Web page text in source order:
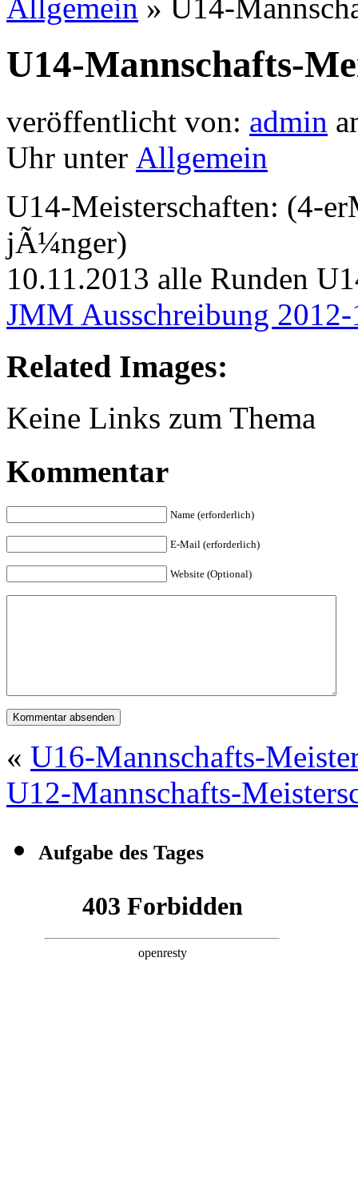
Allgemein » U14-
U14-Mannschafts-
veröffentlicht von: admin
Uhr unter Allgemein
U14-Meisterschaften: (4-
jÃ¼nger)
10.11.2013 alle Runden
JMM Ausschreibung
Related Images:
Keine Links zum Thema
Kommentar
Name (erforderlich)
E-Mail (erforderlich)
Website (Optional)
« U16-Mannschafts-
U12-Mannschafts-
Aufgabe des Tages